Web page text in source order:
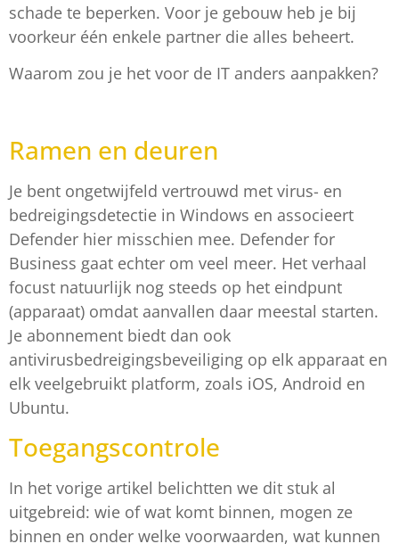
schade te beperken. Voor je gebouw heb je bij
voorkeur één enkele partner die alles beheert.
Waarom zou je het voor de IT anders aanpakken?
Ramen en deuren
Je bent ongetwijfeld vertrouwd met virus- en
bedreigingsdetectie in Windows en associeert
Defender hier misschien mee. Defender for
Business gaat echter om veel meer. Het verhaal
focust natuurlijk nog steeds op het eindpunt
(apparaat) omdat aanvallen daar meestal starten.
Je abonnement biedt dan ook
antivirusbedreigingsbeveiliging op elk apparaat en
elk veelgebruikt platform, zoals iOS, Android en
Ubuntu.
Toegangscontrole
In het vorige artikel belichtten we dit stuk al
uitgebreid: wie of wat komt binnen, mogen ze
binnen en onder welke voorwaarden, wat kunnen